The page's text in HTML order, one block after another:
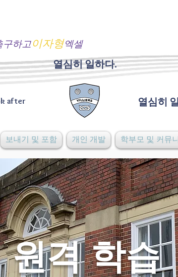
구하고이자형엑셀
열심히
after
열심히 일하다.
보내기 및 포함 개인 개발 학부모 및 커뮤
원격 학습